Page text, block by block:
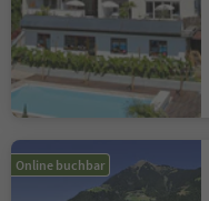
Online buchbar